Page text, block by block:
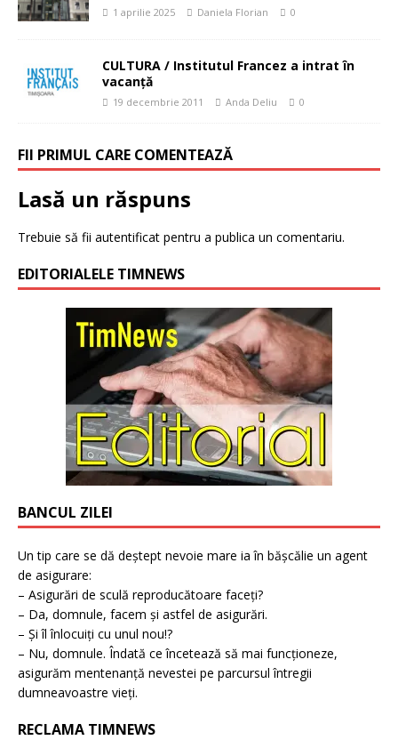
1 aprilie 2025 Daniela Florian 0
CULTURA / Institutul Francez a intrat în
vacanţă
19 decembrie 2011 Anda Deliu 0
FII PRIMUL CARE COMENTEAZĂ
Lasă un răspuns
Trebuie să fii autentificat pentru a publica un comentariu.
EDITORIALELE TIMNEWS
BANCUL ZILEI
Un tip care se dă deștept nevoie mare ia în bășcălie un agent
de asigurare:
– Asigurări de sculă reproducătoare faceți?
– Da, domnule, facem și astfel de asigurări.
– Și îl înlocuiți cu unul nou!?
– Nu, domnule. Îndată ce încetează să mai funcționeze,
asigurăm mentenanță nevestei pe parcursul întregii
dumneavoastre vieți.
RECLAMA TIMNEWS